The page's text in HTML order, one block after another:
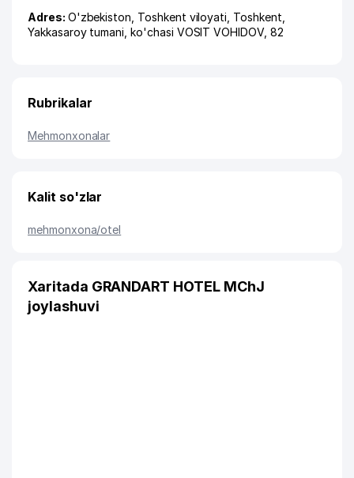
Adres: O'zbekiston, Toshkent viloyati Toshkent
Yakkasaroy tumani ,ko'chasi VOSIT VOHIDOV, 82
Rubrikalar
Mehmonxonalar
Kalit so'zlar
mehmonxona/otel
Xaritada GRANDART HOTEL MChJ
joylashuvi